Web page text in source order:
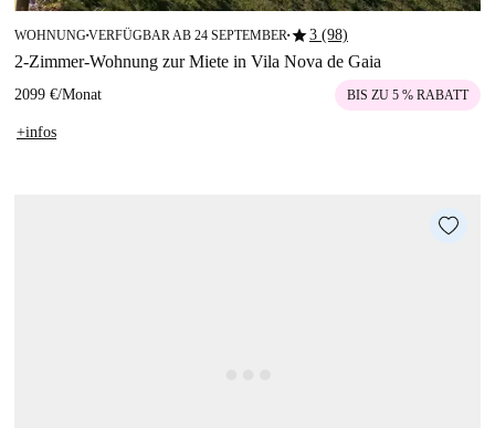
WOHNUNG■VERFÜGBAR AB 24 SEPTEMBER ■star3 (98)
2-Zimmer-Wohnung zur Miete in Vila Nova de Gaia
2099 €/Monat BIS ZU 5 % RABATT
+infos